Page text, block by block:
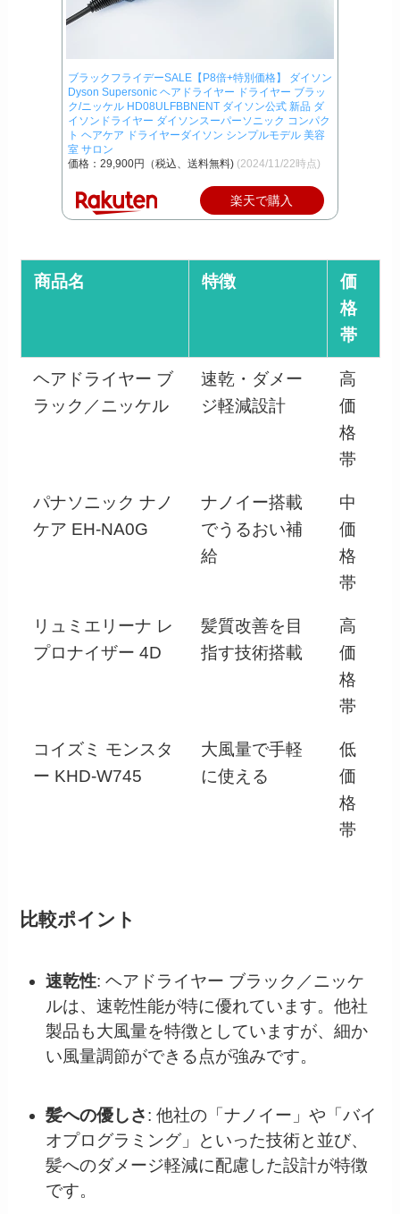
ブラックフライデーSALE【P8倍+特別価格】 ダイソン
Dyson Supersonic ヘアドライヤー ドライヤー ブラッ
ク/ニッケル HD08ULFBBNENT ダイソン公式 新品 ダ
イソンドライヤー ダイソンスーパーソニック コンパク
ト ヘアケア ドライヤーダイソン シンプルモデル 美容
室 サロン
価格：29,900円（税込、送料無料) (2024/11/22時点)
楽天で購入
商品名 特徴
価
格
帯
ヘアドライヤー ブ
ラック／ニッケル
速乾・ダメー
ジ軽減設計
高
価
格
帯
パナソニック ナノ
ケア EH-NA0G
ナノイー搭載
でうるおい補
給
中
価
格
帯
リュミエリーナ レ
プロナイザー 4D
髪質改善を目
指す技術搭載
高
価
格
帯
コイズミ モンスタ
ー KHD-W745
大風量で手軽
に使える
低
価
格
帯
比較ポイント
速乾性: ヘアドライヤー ブラック／ニッケ
ルは、速乾性能が特に優れています。他社
製品も大風量を特徴としていますが、細か
い風量調節ができる点が強みです。
髪への優しさ: 他社の「ナノイー」や「バイ
オプログラミング」といった技術と並び、
髪へのダメージ軽減に配慮した設計が特徴
です。